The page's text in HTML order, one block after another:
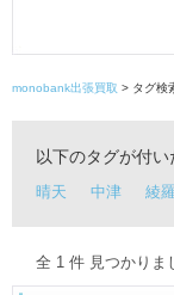
monobank出張買取 > タグ検
以下のタグが付い
晴天 中津 綾
全 1 件 見つかりま